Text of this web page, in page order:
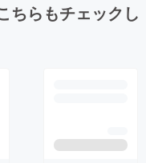
ちらもチェックし